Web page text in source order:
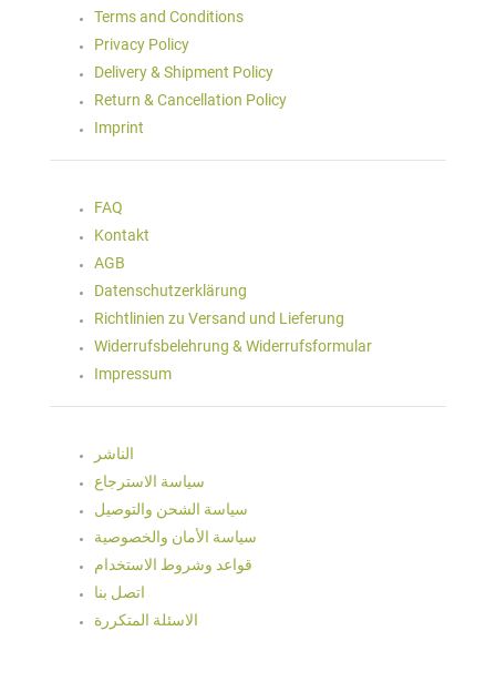
Terms and Conditions
Privacy Policy
Delivery & Shipment Policy
Return & Cancellation Policy
Imprint
FAQ
Kontakt
AGB
Datenschutzerklärung
Richtlinien zu Versand und Lieferung
Widerrufsbelehrung & Widerrufsformular
Impressum
الناشر
سياسة الاسترجاع
سياسة الشحن والتوصيل
سياسة الأمان والخصوصية
قواعد وشروط الاستخدام
اتصل بنا
الاسئلة المتكررة